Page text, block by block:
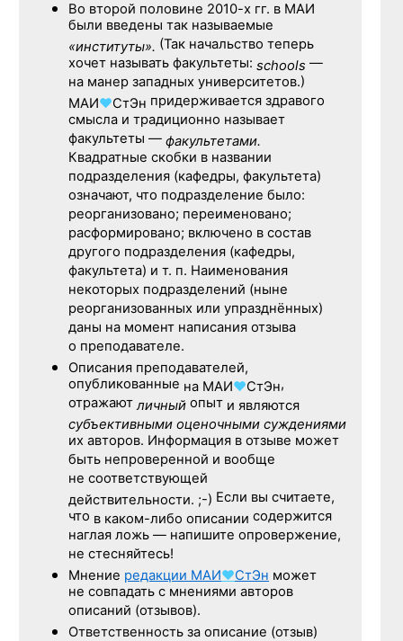
Во второй половине 2010-х гг. в МАИ
были введены так называемые
«институты». (Так начальство теперь
хочет называть факультеты: schools —
на манер западных университетов.)
МАИ♥СтЭн придерживается здравого
смысла и традиционно называет
факультеты — факультетами.
Квадратные скобки в названии
подразделения (кафедры, факультета)
означают, что подразделение было:
реорганизовано; переименовано;
расформировано; включено в состав
другого подразделения (кафедры,
факультета) и т. п. Наименования
некоторых подразделений (ныне
реорганизованных или упразднённых)
даны на момент написания отзыва
о преподавателе.
Описания преподавателей,
опубликованные на МАИ♥СтЭн,
отражаютличный опыт и являются
субъективными оценочными суждениями
их авторов. Информация в отзыве может
быть непроверенной и вообще
не соответствующей
действительности. ;-) Если вы считаете,
что в каком-либо описании содержится
наглая ложь — напишите опровержение,
не стесняйтесь!
Мнение редакции МАИ♥СтЭн может
не совпадать с мнениями авторов
описаний (отзывов).
Ответственность за описание (отзыв)